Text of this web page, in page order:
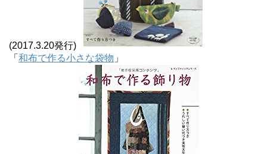
(2017.3.20発行)
「 和布で作る小さな袋物 」